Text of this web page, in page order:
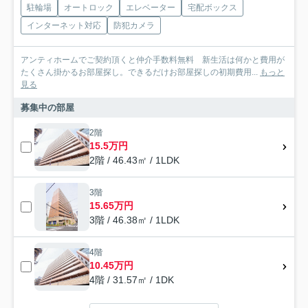
駐輪場 オートロック エレベーター
宅配ボックス
インターネット対応
防犯カメラ
アンティホームでご契約頂くと仲介手数料無料 新生活は何かと費用が
たくさん掛かるお部屋探し。できるだけお部屋探しの初期費用... もっと
見る
募集中の部屋
2階
15.5万円
2階 / 46.43㎡ / 1LDK
3階
15.65万円
3階 / 46.38㎡ / 1LDK
4階
10.45万円
4階 / 31.57㎡ / 1DK